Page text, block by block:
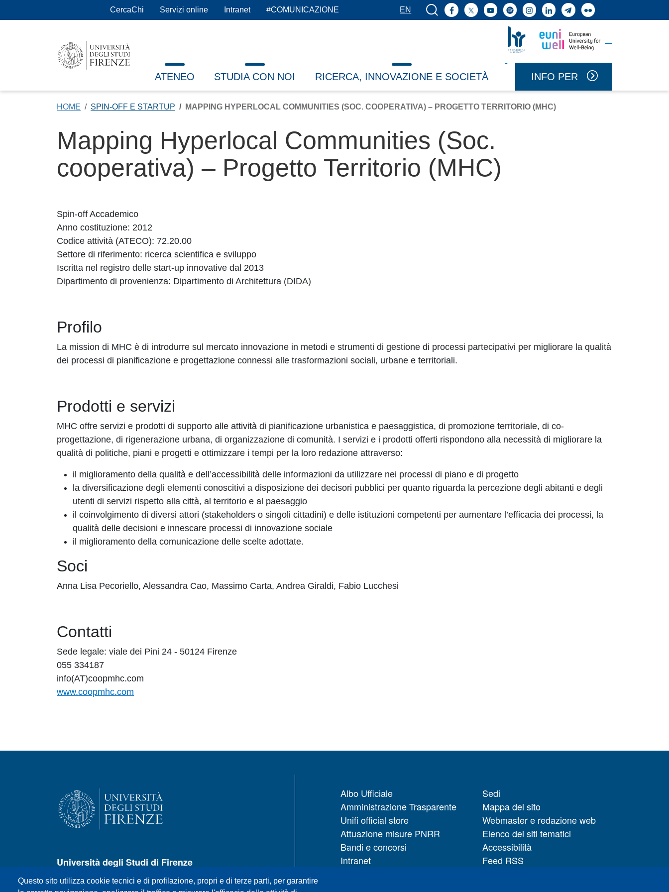
CercaChi Servizi online Intranet #COMUNICAZIONE EN Bottone cerca
Facebook
X YouTube
SpotifyInstagram
LinkedInTelegram
Flickr
ATENEO STUDIA CON NOI RICERCA, INNOVAZIONE E SOCIETÀ INFO PER
HOME SPIN-OFF E STARTUP MAPPING HYPERLOCAL COMMUNITIES (SOC. COOPERATIVA) – PROGETTO TERRITORIO (MHC)
Mapping Hyperlocal Communities (Soc.
cooperativa) – Progetto Territorio (MHC)
Spin-off Accademico
Anno costituzione: 2012
Codice attività (ATECO): 72.20.00
Settore di riferimento: ricerca scientifica e sviluppo
Iscritta nel registro delle start-up innovative dal 2013
Dipartimento di provenienza: Dipartimento di Architettura (DIDA)
Profilo
La mission di MHC è di introdurre sul mercato innovazione in metodi e strumenti di gestione di processi partecipativi per migliorare la qualità
dei processi di pianificazione e progettazione connessi alle trasformazioni sociali, urbane e territoriali.
Prodotti e servizi
MHC offre servizi e prodotti di supporto alle attività di pianificazione urbanistica e paesaggistica, di promozione territoriale, di co-
progettazione, di rigenerazione urbana, di organizzazione di comunità. I servizi e i prodotti offerti rispondono alla necessità di migliorare la
qualità di politiche, piani e progetti e ottimizzare i tempi per la loro redazione attraverso:
il miglioramento della qualità e dell’accessibilità delle informazioni da utilizzare nei processi di piano e di progetto
la diversificazione degli elementi conoscitivi a disposizione dei decisori pubblici per quanto riguarda la percezione degli abitanti e degli
utenti di servizi rispetto alla città, al territorio e al paesaggio
il coinvolgimento di diversi attori (stakeholders o singoli cittadini) e delle istituzioni competenti per aumentare l’efficacia dei processi, la
qualità delle decisioni e innescare processi di innovazione sociale
il miglioramento della comunicazione delle scelte adottate.
Soci
Anna Lisa Pecoriello, Alessandra Cao, Massimo Carta, Andrea Giraldi, Fabio Lucchesi
Contatti
Sede legale: viale dei Pini 24 - 50124 Firenze
055 334187
info(AT)coopmhc.com
www.coopmhc.com
Questo sito utilizza cookie tecnici e di profilazione, propri e di terze parti, per garantire
Università degli Studi di Firenze
P.zza S.Marco, 4 - 50121 Firenze
Albo Ufficiale
Amministrazione Trasparente
Unifi official store
Attuazione misure PNRR
Bandi e concorsi
Intranet
Sedi
Mappa del sito
Webmaster e redazione web
Elenco dei siti tematici
Accessibilità
Feed RSS